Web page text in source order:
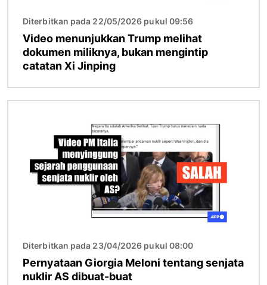
Diterbitkan pada 22/05/2026 pukul 09:56
Video menunjukkan Trump melihat
dokumen miliknya, bukan mengintip
catatan Xi Jinping
Diterbitkan pada 23/04/2026 pukul 08:00
Pernyataan Giorgia Meloni tentang senjata
nuklir AS dibuat-buat